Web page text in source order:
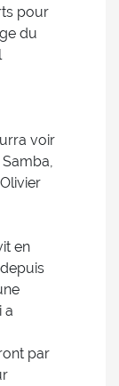
pour
du
voir
en
a
par